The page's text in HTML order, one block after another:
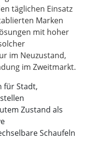
täglichen Einsatz
Marken
mit hoher
im Neuzustand,
für Stadt,
Zustand als
Schaufeln